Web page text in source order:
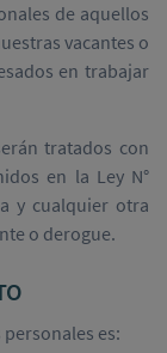
de aquellos
vacantes o
en trabajar
tratados con
en la Ley N°
y cualquier otra
o derogue.
es: